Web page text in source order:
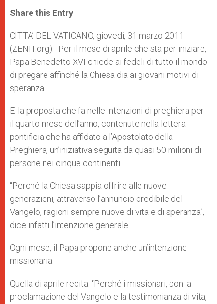
t
s
p
p
s
e
g
e
r
e
b
o
k
r
Share this Entry
CITTA’ DEL VATICANO, giovedì, 31 marzo 2011
(ZENIT.org).- Per il mese di aprile che sta per iniziare,
Papa Benedetto XVI chiede ai fedeli di tutto il mondo
di pregare affinché la Chiesa dia ai giovani motivi di
speranza.
E’ la proposta che fa nelle intenzioni di preghiera per
il quarto mese dell’anno, contenute nella lettera
pontificia che ha affidato all’Apostolato della
Preghiera, un’iniziativa seguita da quasi 50 milioni di
persone nei cinque continenti.
“Perché la Chiesa sappia offrire alle nuove
generazioni, attraverso l’annuncio credibile del
Vangelo, ragioni sempre nuove di vita e di speranza”,
dice infatti l’intenzione generale.
Ogni mese, il Papa propone anche un’intenzione
missionaria.
Quella di aprile recita: “Perché i missionari, con la
proclamazione del Vangelo e la testimonianza di vita,